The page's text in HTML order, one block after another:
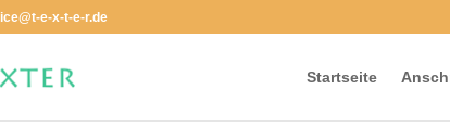
e-x-t-e-r.de
Startseite